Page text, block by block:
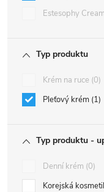
Estesophy Cream
Typ produktu
Krém na ruce 0
Pleťový krém 1
Typ produktu -
Denní krém 0
Korejská